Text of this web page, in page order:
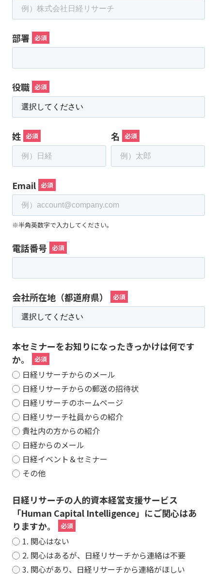
部署
役職
姓 名
Email
※半角英数字で入力してください。
電話番号
会社所在地（都道府県）
本セミナーをお知りになったきっかけは何です
か。
日経リサーチからのメール
日経リサーチからの郵送の招待状
日経リサーチのホームページ
日経リサーチ社員からの紹介
貴社内の方からの紹介
日経からのメール
日経イベント＆セミナー
その他
日経リサーチの人的資本経営支援サービス
「Human Capital Intelligence」にご関心はあ
りますか。
1. 関心はない
2. 関心はあるが、日経リサーチから連絡は不要
3. 関心があり、日経リサーチから連絡がほしい